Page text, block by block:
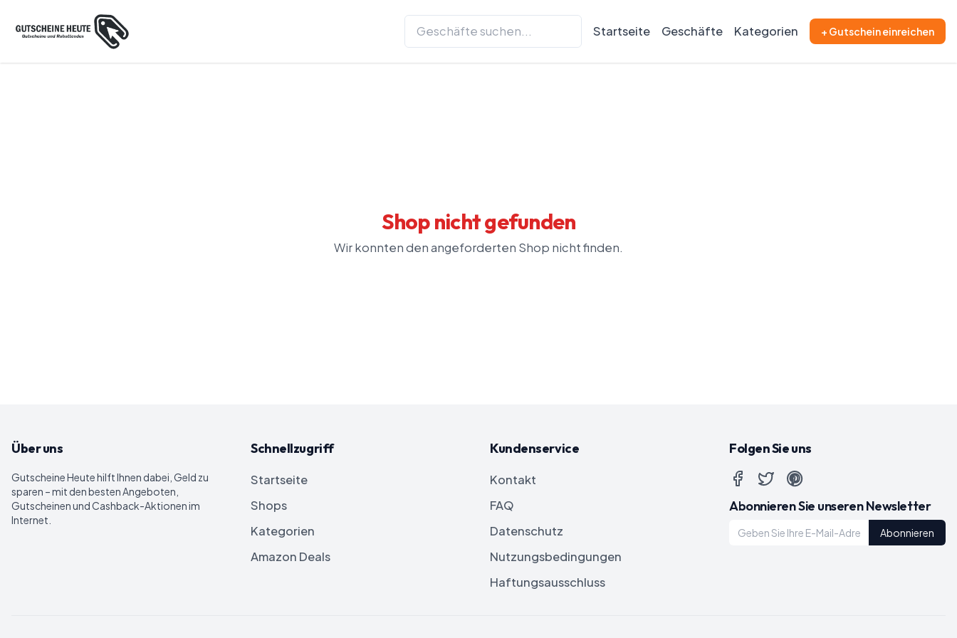
Startseite Geschäfte Kategorien + Gutschein einreichen
Shop nicht gefunden
Wir konnten den angeforderten Shop nicht finden.
Über uns
Gutscheine Heutehilft Ihnen dabei, Geld zu
sparen – mit den besten Angeboten,
Gutscheinen und Cashback-Aktionen im
Internet.
Schnellzugriff
Startseite
Shops
Kategorien
Amazon Deals
Kundenservice
Kontakt
FAQ
Datenschutz
Nutzungsbedingungen
Haftungsausschluss
Folgen Sie uns
Abonnieren Sie unseren Newsletter
Abonnieren